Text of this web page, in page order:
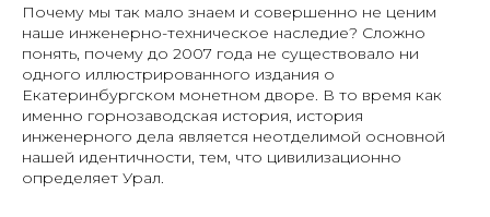
Почему мы так мало знаем и совершенно не ценим
наше инженерно-техническое наследие? Сложно
понять, почему до 2007 года не существовало ни
одного иллюстрированного издания о
Екатеринбургском монетном дворе. В то время как
именно горнозаводская история, история
инженерного дела является неотделимой основной
нашей идентичности, тем, что цивилизационно
определяет Урал.